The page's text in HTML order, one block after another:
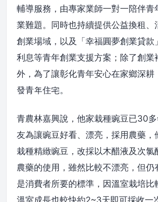
輔導服務，由專家業師一對一陪伴青
業難題。同時也持續提供公益換租、
創業場域，以及「幸福圓夢創業貸款
利息等青年創業支援方案；除了創業
外，為了讓彰化青年安心在家鄉深耕
發青年住宅。
青農林嘉興說，他家栽種豌豆已30
友為讓豌豆好看、漂亮，採用農藥，
栽種精緻豌豆，改採以木醋液及次氯
農藥的使用，雖然比較不漂亮，但
是消費者所要的標準，因溫室栽培比